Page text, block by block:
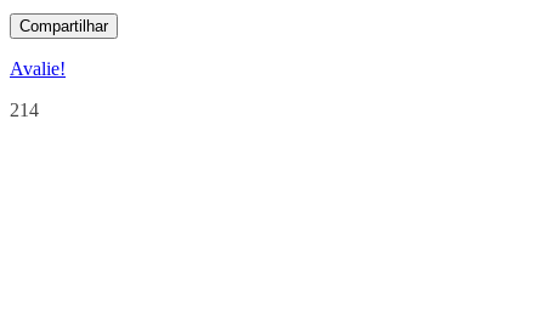
Compartilhar
Avalie!
214